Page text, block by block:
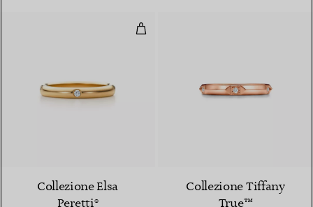
Fedina
Collezione Elsa
Peretti®
Collezione Tiffany
True™